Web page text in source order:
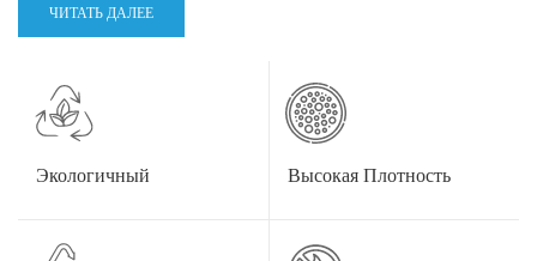
ЧИТАТЬ ДАЛЕЕ
Экологичный Высокая Плотность